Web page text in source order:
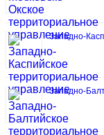
Западно-
Западно-